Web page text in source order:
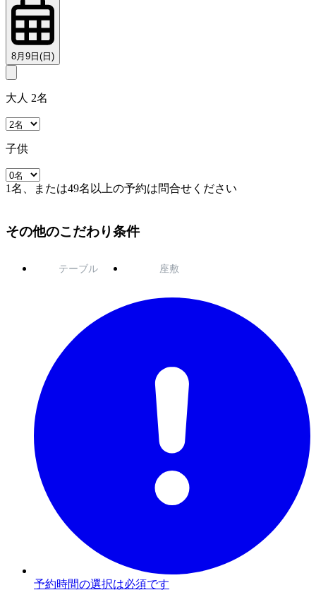
8月9日(日)
大人 2名
子供
1名、または49名以上の予約は問合せください
その他のこだわり条件
テーブル 座敷
予約時間の選択は必須です